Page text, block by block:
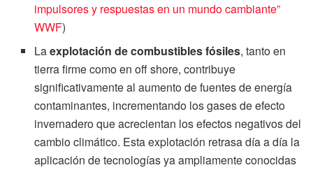
impulsores y respuestas en un mundo cambiante”
WWF)
Laexplotación de combustibles fósiles, tanto en
tierra firme como en off shore, contribuye
significativamente al aumento de fuentes de energía
contaminantes, incrementando los gases de efecto
invernadero que acrecientan los efectos negativos del
cambio climático. Esta explotación retrasa día a día la
aplicación de tecnologías ya ampliamente conocidas